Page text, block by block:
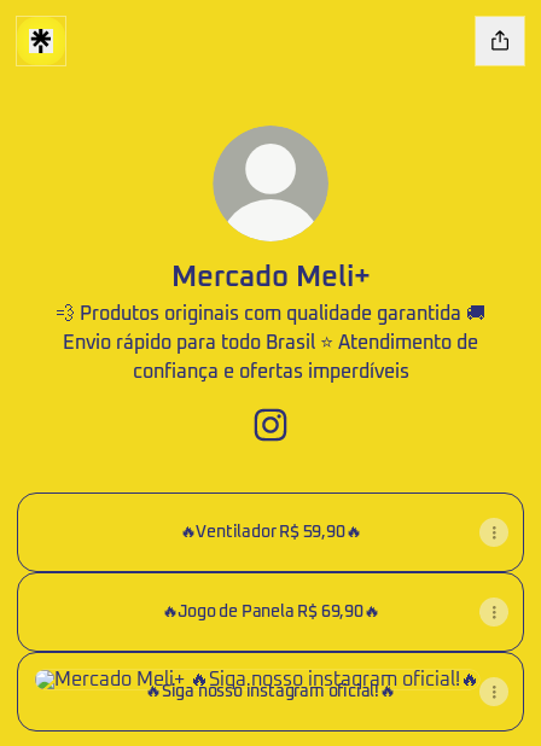
Mercado Meli+
💨 Produtos originais com qualidade garantida 🚚
Envio rápido para todo Brasil ⭐ Atendimento de
confiança e ofertas imperdíveis
🔥Ventilador R$ 59,90🔥
🔥Jogo de Panela R$ 69,90🔥
🔥Siga nosso instagram oficial!🔥
🔥Siga nosso instagram oficial!🔥